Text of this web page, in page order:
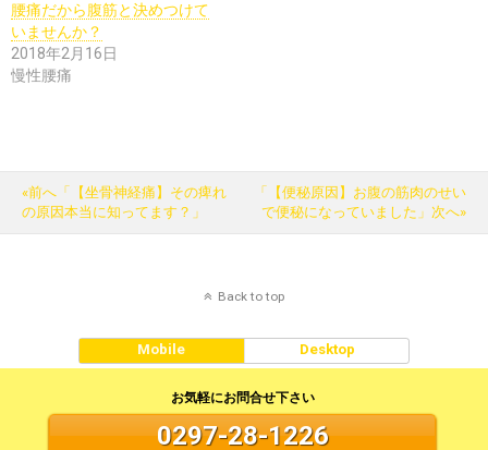
腰痛だから腹筋と決めつけて
いませんか？
2018年2月16日
慢性腰痛
«前へ「【坐骨神経痛】その痺れ
の原因本当に知ってます？」
「【便秘原因】お腹の筋肉のせい
で便秘になっていました」次へ»
Back to top
Mobile Desktop
お気軽にお問合せ下さい
0297-28-1226